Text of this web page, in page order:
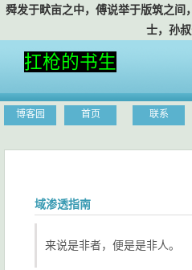
舜发于畎亩之中，傅说举于版筑之间
士，孙叔敖
扛枪的书生
博客园 首页 联系
域渗透指南
来说是非者，便是是非人。